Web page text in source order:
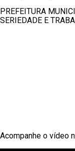
PREFEITURA
SERIEDADE E
Acompanhe o vídeo